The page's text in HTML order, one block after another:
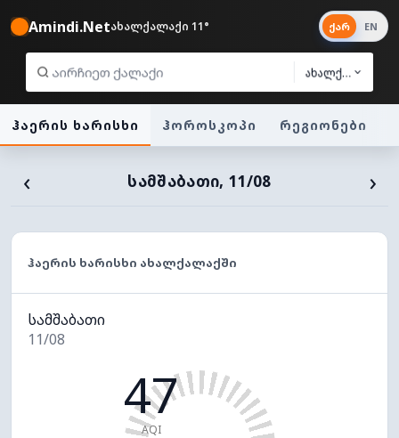
Amindi.Netახალქალაქი 11°
ახალქალაქი
ქარ EN
ჰაერის ხარისხი ჰოროსკოპი რეგიონები
‹ ᲡᲐᲛᲨᲐᲑᲐᲗᲘ, 11/08 ›
ᲰᲐᲔᲠᲘᲡ ᲮᲐᲠᲘᲡᲮᲘ ᲐᲮᲐᲚᲥᲐᲚᲐᲥᲨᲘ
სამშაბათი
11/08
47
AQI